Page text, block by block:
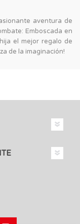
aventura de
Emboscada en
el mejor regalo de
de la imaginación!